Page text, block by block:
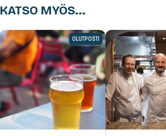
KATSO MYÖS...
OLUTPOSTI